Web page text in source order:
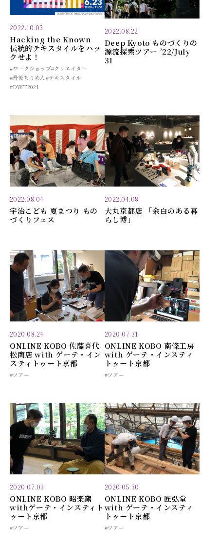
2022.10.03
Hacking the Known
伝統的テキスタイルをハッ
クせよ！
#ワークショップ#クリエイター
#丹後ちりめん#テキスタイル
#DWT2021
2022.08.22
Deep Kyoto ものづくりの
源流探索ツアー ’22/July
31
2022.08.04
宇治こども 夏まつり もの
づくりフェス
2022.04.08
大丸京都店 「余白のある暮
らし博」
2020.08.24
ONLINE KOBO 佐藤喜代
松商店 with ゲーテ・イン
スティトゥート京都
#ツアー
2020.07.31
ONLINE KOBO 南條工房
with ゲーテ・インスティ
トゥート京都
#ツアー
2020.07.03
ONLINE KOBO 昭楽窯
withゲーテ・インスティト
ゥート京都
#ツアー
2020.05.30
ONLINE KOBO 匠弘堂
with ゲーテ・インスティ
トゥート京都
#ツアー